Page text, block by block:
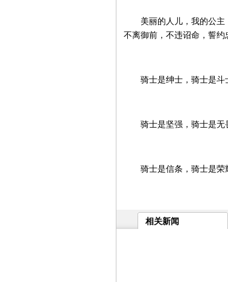
美丽的人儿，我的公主！
不离御前，不违诏命，誓约
骑士是绅士，骑士是斗士
骑士是坚强，骑士是无畏
骑士是信条，骑士是荣耀
相关新闻